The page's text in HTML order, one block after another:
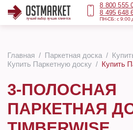
8 800 555
8 495 648
ПН-СБ: с 9:00
Главная Паркетная доска
Купить Паркетную доску
Купить
3-ПОЛОСНАЯ
ПАРКЕТНАЯ